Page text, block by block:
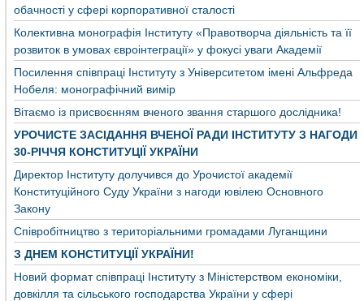
обачності у сфері корпоративної сталості
Колективна монографія Інституту «Правотворча діяльність та її
розвиток в умовах євроінтеграції» у фокусі уваги Академії
Посилення співпраці Інституту з Університетом імені Альфреда
Нобеля: монографічний вимір
Вітаємо із присвоєнням вченого звання старшого дослідника!
УРОЧИСТЕ ЗАСІДАННЯ ВЧЕНОЇ РАДИ ІНСТИТУТУ З НАГОДИ
30-РІЧЧЯ КОНСТИТУЦІЇ УКРАЇНИ
Директор Інституту долучився до Урочистої академії
Конституційного Суду України з нагоди ювілею Основного
Закону
Співробітництво з територіальними громадами Луганщини
З ДНЕМ КОНСТИТУЦІЇ УКРАЇНИ!
Новий формат співпраці Інституту з Міністерством економіки,
довкілля та сільського господарства України у сфері